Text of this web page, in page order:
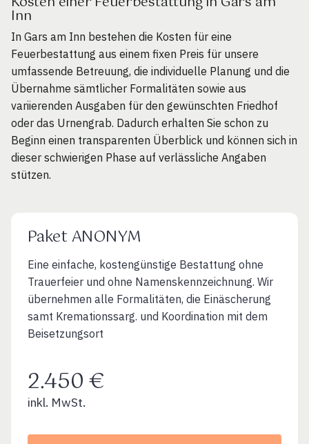
Inn
In Gars am Inn bestehen die Kosten für eine
Feuerbestattung aus einem fixen Preis für unsere
umfassende Betreuung, die individuelle Planung und die
Übernahme sämtlicher Formalitäten sowie aus
variierenden Ausgaben für den gewünschten Friedhof
oder das Urnengrab. Dadurch erhalten Sie schon zu
Beginn einen transparenten Überblick und können sich in
dieser schwierigen Phase auf verlässliche Angaben
stützen.
Paket ANONYM
Eine einfache, kostengünstige Bestattung ohne
Trauerfeier und ohne Namenskennzeichnung. Wir
übernehmen alle Formalitäten, die Einäscherung
samt Kremationssarg. und Koordination mit dem
Beisetzungsort
2.450 €
inkl. MwSt.